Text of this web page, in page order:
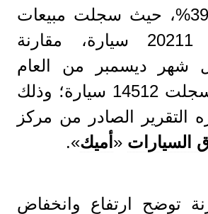
2020 بنسبة 39%، حيث سجلت مبيعات
وصلت إلى 20211 سيارة، مقارنة
شهر ديسمبر من العام
2019 والتي سجلت 14512 سيارة؛ وذلك
الصادر من مركز
السيارات « أميك».
توضح ارتفاع وانخفاض